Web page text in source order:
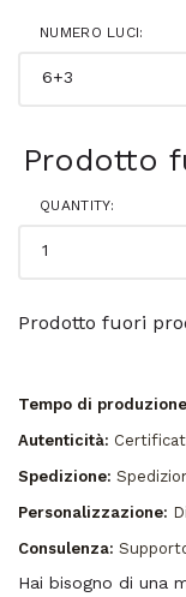
NUMERO LUCI:
Prodotto
QUANTITY:
Prodotto fuori
Tempo di
Autenticità:
Spedizione:
Personalizzazione:
Consulenza:
Hai bisogno di una